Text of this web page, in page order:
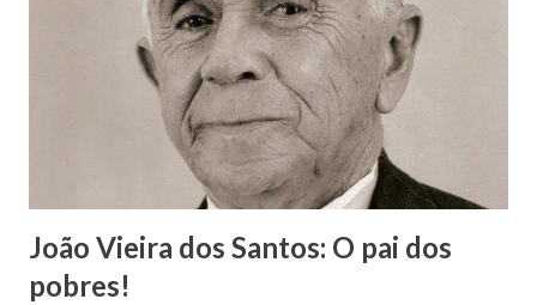
João Vieira dos Santos: O pai dos
pobres!